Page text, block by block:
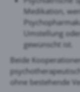
Medikation,
Umstellung
gewünscht ist.
Beide
ohne bestehende